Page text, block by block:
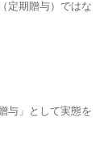
定期贈与）ではな
与」として実態を